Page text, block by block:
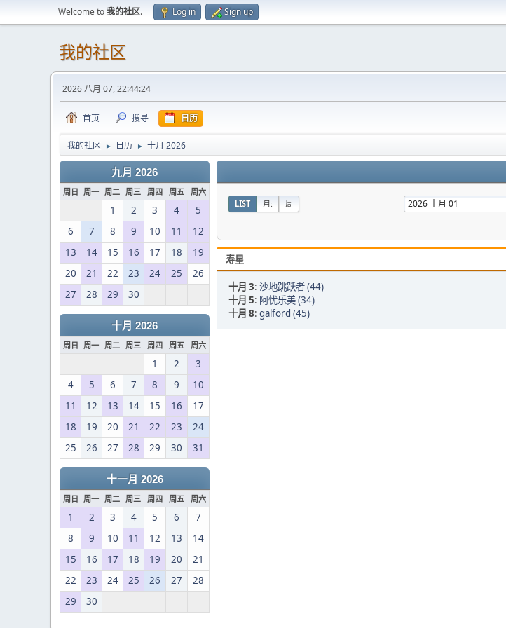
Welcome to我的社区. Log in Sign up
我的社区
2026 八月 07, 22:44:24
首页 搜寻 日历
我的社区 ► 日历 ► 十月 2026
九月 2026
周日 周一 周二 周三 周四 周五 周六
1 2 3 4
5
6
7 8 9 10 11
12
13
14 15 16 17 18
19
20
21 22 23 24 25
26
27
28 29 30
十月 2026
周日 周一 周二 周三 周四 周五 周六
1 2
3
4
5 6 7 8 9
10
11
12 13 14 15 16
17
18
19 20 21 22 23
24
25
26 27 28 29 30 31
十一月 2026
周日 周一 周二 周三 周四 周五 周六
1 2 3 4 5 6
7
8
9 10 11 12 13
14
15
16 17 18 19 20
21
22
23 24 25 26 27
28
29
30
LIST 月: 周
寿星
十月 3: 沙地跳跃者 (44)
十月 5: 阿忧乐美 (34)
十月 8: galford (45)